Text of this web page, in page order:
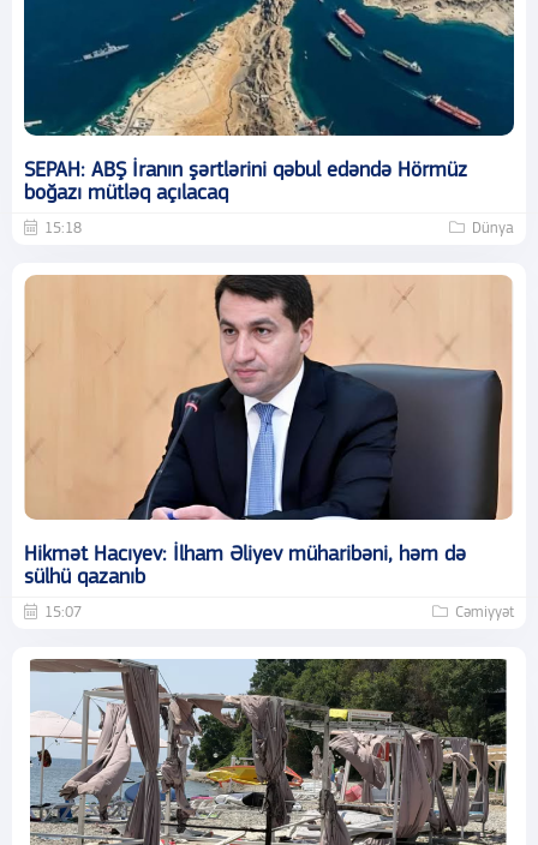
SEPAH: ABŞ İranın şərtlərini qəbul edəndə Hörmüz
boğazı mütləq açılacaq
15:18 Dünya
Hikmət Hacıyev: İlham Əliyev müharibəni, həm də
sülhü qazanıb
15:07 Cəmiyyət